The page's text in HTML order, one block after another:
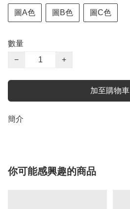
圖A色 圖B色 圖C色
數量
−
+
加至購物車
簡介
你可能感興趣的商品